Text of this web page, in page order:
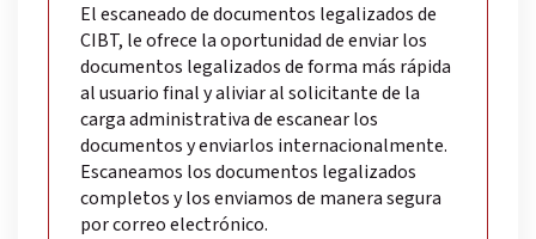
El escaneado de documentos legalizados de
CIBT, le ofrece la oportunidad de enviar los
documentos legalizados de forma más rápida
al usuario final y aliviar al solicitante de la
carga administrativa de escanear los
documentos y enviarlos internacionalmente.
Escaneamos los documentos legalizados
completos y los enviamos de manera segura
por correo electrónico.